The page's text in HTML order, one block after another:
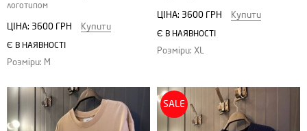
логотипом
ЦІНА: 3600 ГРН Купити
Є В НАЯВНОСТІ
Розміри: M
ЦІНА: 3600 ГРН Купити
Є В НАЯВНОСТІ
Розміри: XL
SALE